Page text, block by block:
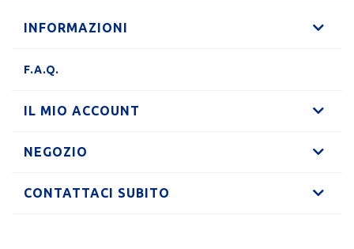
INFORMAZIONI
F.A.Q.
IL MIO ACCOUNT
NEGOZIO
CONTATTACI SUBITO